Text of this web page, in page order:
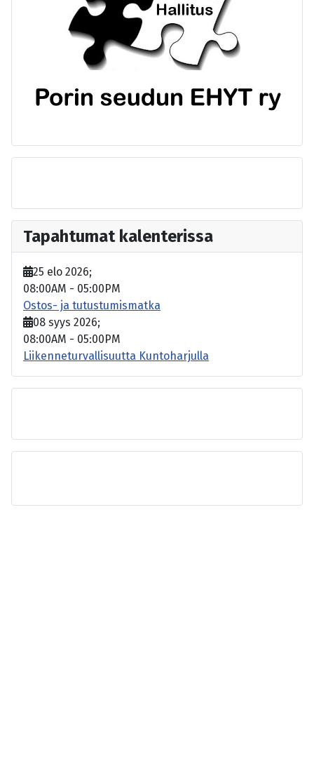
Tapahtumat kalenterissa
25 elo 2026;
08:00AM - 05:00PM
Ostos- ja tutustumismatka
08 syys 2026;
08:00AM - 05:00PM
Liikenneturvallisuutta Kuntoharjulla